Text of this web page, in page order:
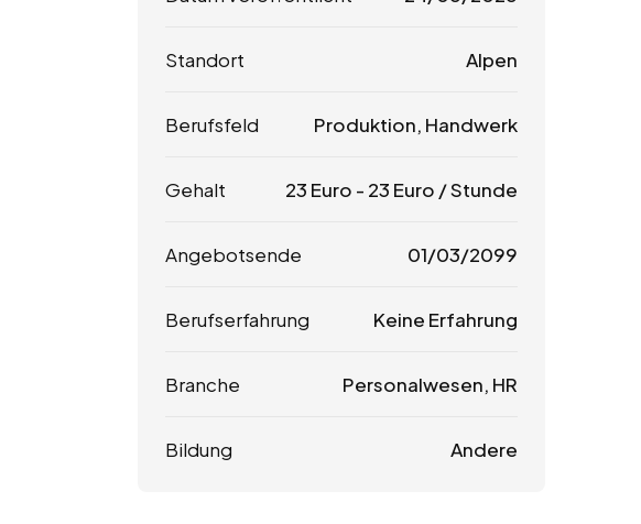
Standort Alpen
Berufsfeld Produktion, Handwerk
Gehalt 23 Euro - 23 Euro / Stunde
Angebotsende 01/03/2099
Berufserfahrung Keine Erfahrung
Branche Personalwesen, HR
Bildung Andere